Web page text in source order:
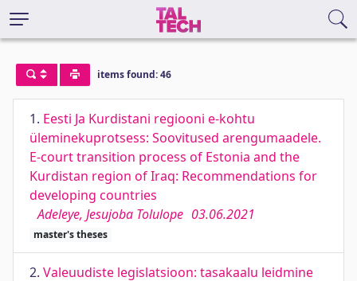
items found: 46
1. Eesti Ja Kurdistani regiooni e-kohtu
üleminekuprotsess: Soovitused arengumaadele.
E-court transition process of Estonia and the
Kurdistan region of Iraq: Recommendations for
developing countries
Adeleye, Jesujoba Tolulope 03.06.2021
master's theses
2. Valeuudiste legislatsioon: tasakaalu leidmine